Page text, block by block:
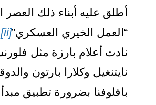
عليه أبناء ذلك العصر اسم
الخيري العسكري”[ii]
. فقد
أعلام بارزة مثل فلورنس
وكلارا بارتون والدوقة إيلينا
بضرورة تطبيق مبدأ التراحم